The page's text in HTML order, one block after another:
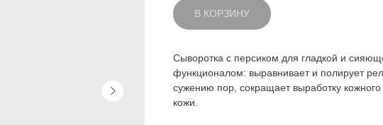
В КОРЗИНУ
Сыворотка с персиком для гладкой и
функционалом: выравнивает и полирует
сужению пор, сокращает выработку
кожи.